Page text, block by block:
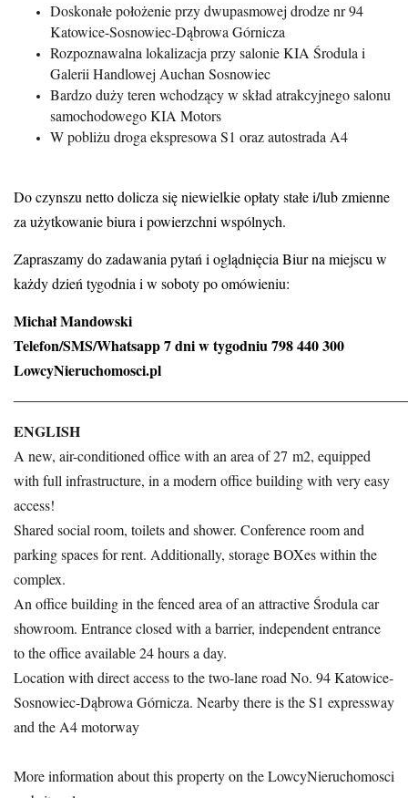
Doskonałe położenie przy dwupasmowej drodze nr 94
Katowice-Sosnowiec-Dąbrowa Górnicza
Rozpoznawalna lokalizacja przy salonie KIA Środula i
Galerii Handlowej Auchan Sosnowiec
Bardzo duży teren wchodzący w skład atrakcyjnego salonu
samochodowego KIA Motors
W pobliżu droga ekspresowa S1 oraz autostrada A4
Do czynszu netto dolicza się niewielkie opłaty stałe i/lub zmienne
za użytkowanie biura i powierzchni wspólnych.
Zapraszamy do zadawania pytań i oglądnięcia Biur na miejscu w
każdy dzień tygodnia i w soboty po omówieniu:
Michał Mandowski
Telefon/SMS/Whatsapp 7 dni w tygodniu 798 440 300
LowcyNieruchomosci.pl
ENGLISH
A new, air-conditioned office with an area of 27 m2, equipped
with full infrastructure, in a modern office building with very easy
access!
Shared social room, toilets and shower. Conference room and
parking spaces for rent. Additionally, storage BOXes within the
complex.
An office building in the fenced area of an attractive Środula car
showroom. Entrance closed with a barrier, independent entrance
to the office available 24 hours a day.
Location with direct access to the two-lane road No. 94 Katowice-
Sosnowiec-Dąbrowa Górnicza. Nearby there is the S1 expressway
and the A4 motorway
More information about this property on the LowcyNieruchomosci